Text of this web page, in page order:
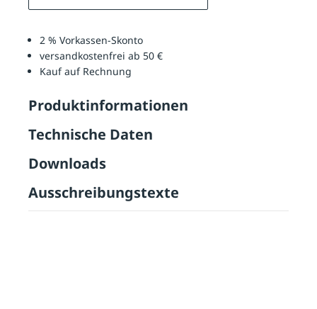
2 % Vorkassen-Skonto
versandkostenfrei ab 50 €
Kauf auf Rechnung
Produktinformationen
Technische Daten
Downloads
Ausschreibungstexte